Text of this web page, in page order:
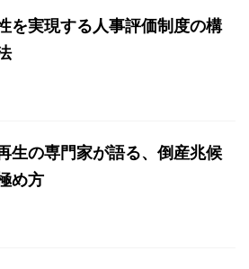
を実現する人事評価制度の構
生の専門家が語る、倒産兆候
め方